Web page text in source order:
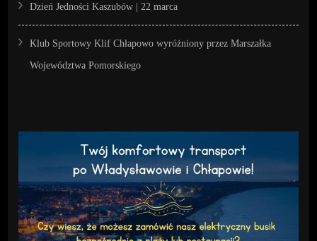
Dzień Jedności Kaszubów | 22 marca
Klub Sportowy Klif Chłapowo wyróżniony przez Marszałka
Województwa Pomorskiego